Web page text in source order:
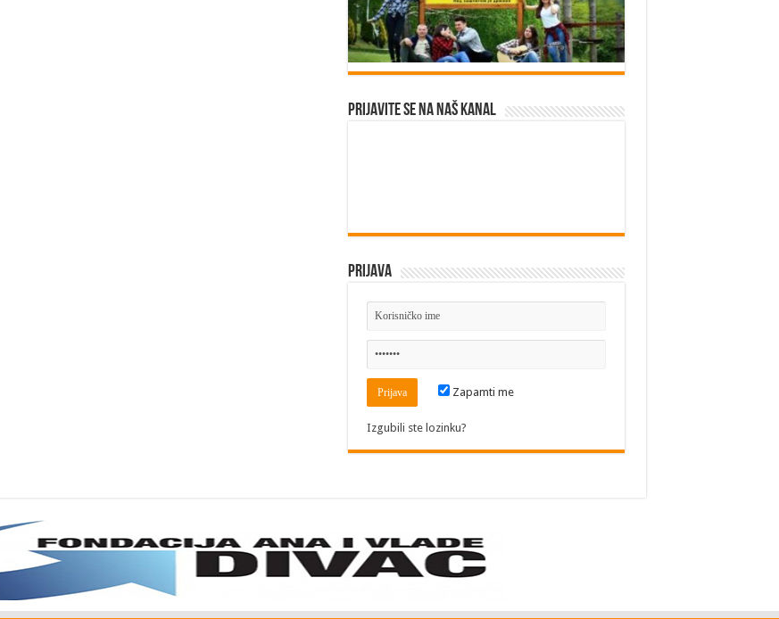
Prijavite se na naš kanal
Prijava
Zapamti me
Izgubili ste lozinku?